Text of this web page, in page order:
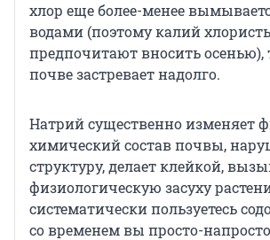
хлор еще более-менее
водами (поэтому калий
предпочитают вносить осенью),
почве застревает надолго.
Натрий существенно изменяет
химический состав почвы,
структуру, делает клейкой,
физиологическую засуху
систематически пользуетесь
со временем вы просто-